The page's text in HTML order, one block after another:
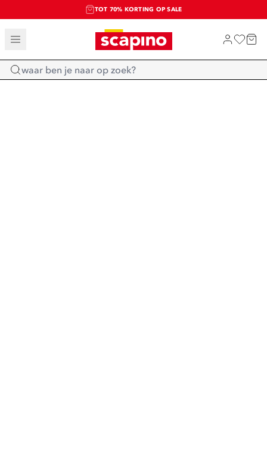
TOT 70% KORTING OP SALE
SALE: LAATSTE KANS!
SHOP NIEUW
Home